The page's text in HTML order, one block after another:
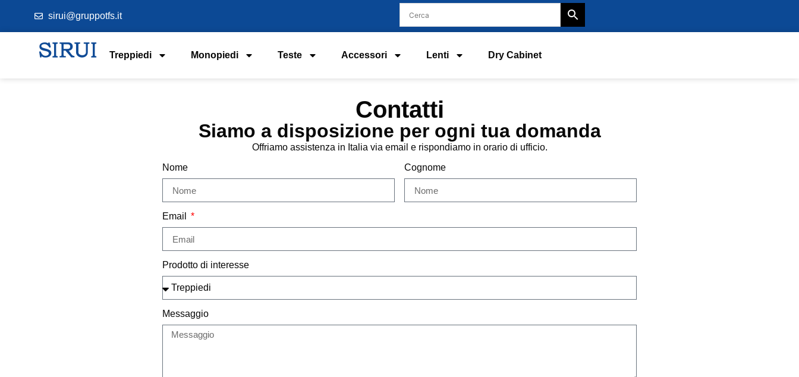
sirui@gruppotfs.it
Treppiedi Monopiedi Teste Accessori Lenti Dry Cabinet
Contatti
Siamo a disposizione per ogni tua domanda
Offriamo assistenza in Italia via email e rispondiamo in orario di ufficio.
Nome Cognome
Email
Prodotto di interesse
Messaggio